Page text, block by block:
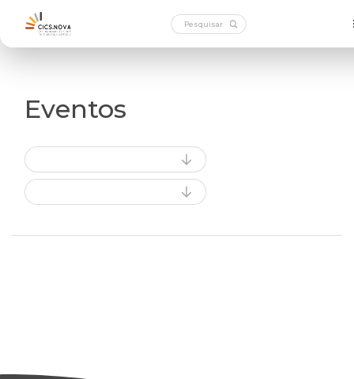
Eventos